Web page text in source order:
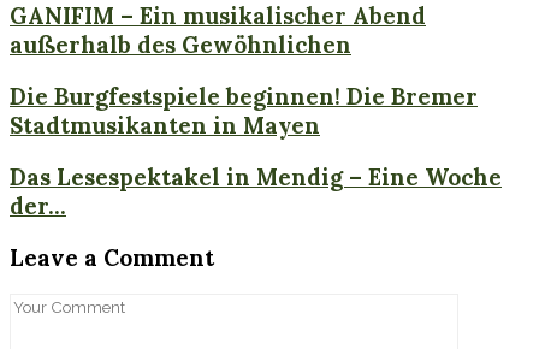
GANIFIM – Ein musikalischer Abend
außerhalb des Gewöhnlichen
Die Burgfestspiele beginnen! Die Bremer
Stadtmusikanten in Mayen
Das Lesespektakel in Mendig – Eine Woche
der...
Leave a Comment